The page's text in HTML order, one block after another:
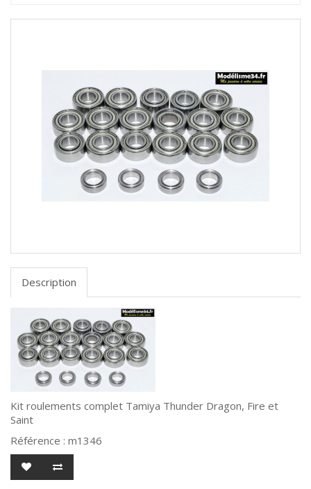
Description
Kit roulements complet Tamiya Thunder Dragon, Fire et
Saint
Référence : m1346